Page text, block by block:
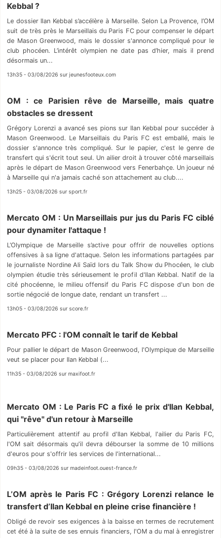
Kebbal ?
Le dossier Ilan Kebbal s’accélère à Marseille. Selon La Provence, l’OM
suit de très près le Marseillais du Paris FC pour compenser le départ
de Mason Greenwood, mais le dossier s'annonce compliqué pour le
club phocéen. L’intérêt olympien ne date pas d’hier, mais il prend
désormais un...
13h35 - 03/08/2026 sur jeunesfooteux.com
OM : ce Parisien rêve de Marseille, mais quatre
obstacles se dressent
Grégory Lorenzi a avancé ses pions sur Ilan Kebbal pour succéder à
Mason Greenwood. Le Marseillais du Paris FC est emballé, mais le
dossier s'annonce très compliqué. Sur le papier, c'est le genre de
transfert qui s'écrit tout seul. Un ailier droit à trouver côté marseillais
après le départ de Mason Greenwood vers Fenerbahçe. Un joueur né
à Marseille qui n'a jamais caché son attachement au club....
13h25 - 03/08/2026 sur sport.fr
Mercato OM : Un Marseillais pur jus du Paris FC ciblé
pour dynamiter l'attaque !
L’Olympique de Marseille s’active pour offrir de nouvelles options
offensives à sa ligne d'attaque. Selon les informations partagées par
le journaliste Nordine Ali Saïd lors du Talk Show du Phocéen, le club
olympien étudie très sérieusement le profil d'Ilan Kebbal. Natif de la
cité phocéenne, le milieu offensif du Paris FC dispose d'un bon de
sortie négocié de longue date, rendant un transfert ...
13h05 - 03/08/2026 sur score.fr
Mercato PFC : l'OM connaît le tarif de Kebbal
Pour pallier le départ de Mason Greenwood, l'Olympique de Marseille
veut se placer pour Ilan Kebbal (...
11h35 - 03/08/2026 sur maxifoot.fr
Mercato OM : Le Paris FC a fixé le prix d'Ilan Kebbal,
qui "rêve" d'un retour à Marseille
Particulièrement attentif au profil d'Ilan Kebbal, l'ailier du Paris FC,
l'OM sait désormais qu'il devra débourser la somme de 10 millions
d'euros pour s'offrir les services de l'international...
09h35 - 03/08/2026 sur madeinfoot.ouest-france.fr
L’OM après le Paris FC : Grégory Lorenzi relance le
transfert d’Ilan Kebbal en pleine crise financière !
Obligé de revoir ses exigences à la baisse en termes de recrutement
cet été à la suite de ses ennuis financiers, l'OM a du mal à enregistrer